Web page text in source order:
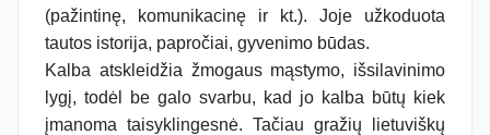
(pažintinę, komunikacinę ir kt.). Joje užkoduota
tautos istorija, papročiai, gyvenimo būdas.
Kalba atskleidžia žmogaus mąstymo, išsilavinimo
lygį, todėl be galo svarbu, kad jo kalba būtų kiek
įmanoma taisyklingesnė. Tačiau gražių lietuviškų